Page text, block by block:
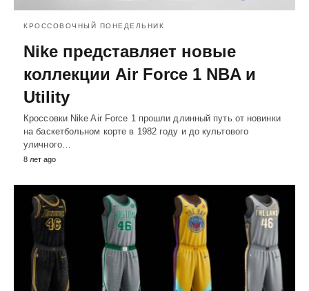
КРОССОВОЧНЫЙ ПОНЕДЕЛЬНИК
Nike представляет новые
коллекции Air Force 1 NBA и
Utility
Кроссовки Nike Air Force 1 прошли длинный путь от новинки
на баскетбольном корте в 1982 году и до культового
уличного…
8 лет ago